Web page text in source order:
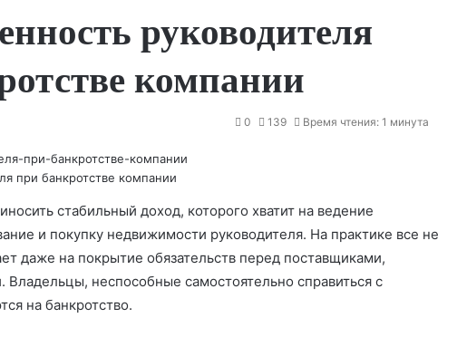
руководителя
компании
0 139 Время чтения: 1 минута
при банкротстве компании
стабильный доход, которого хватит на ведение
и покупку недвижимости руководителя. На практике все не
даже на покрытие обязательств перед поставщиками,
Владельцы, неспособные самостоятельно справиться с
на банкротство.